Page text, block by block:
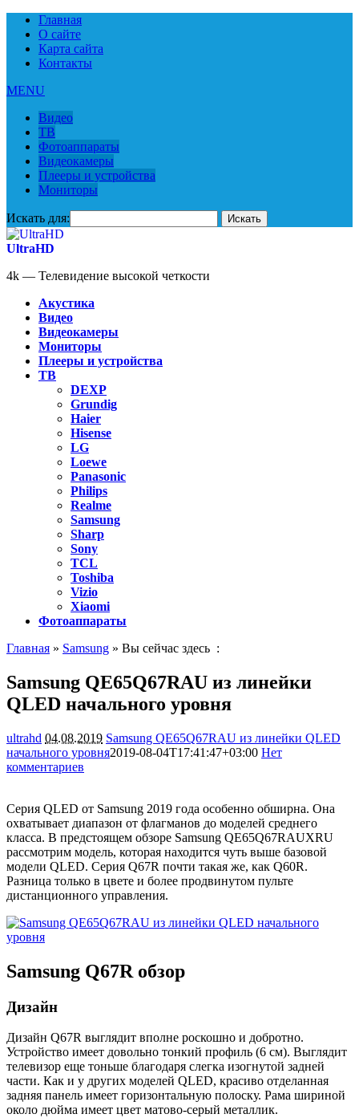
Главная
О сайте
Карта сайта
Контакты
MENU
Видео
ТВ
Фотоаппараты
Видеокамеры
Плееры и устройства
Мониторы
Искать для:
UltraHD
4k — Телевидение высокой четкости
Акустика
Видео
Видеокамеры
Мониторы
Плееры и устройства
ТВ
DEXP
Grundig
Haier
Hisense
LG
Loewe
Panasonic
Philips
Realme
Samsung
Sharp
Sony
TCL
Toshiba
Vizio
Xiaomi
Фотоаппараты
Главная » Samsung » Вы сейчас здесь :
Samsung QE65Q67RAU из линейки
QLED начального уровня
ultrahd 04.08.2019 Samsung QE65Q67RAU из линейки QLED
начального уровня2019-08-04T17:41:47+03:00 Нет
комментариев
Серия QLED от Samsung 2019 года особенно обширна. Она
охватывает диапазон от флагманов до моделей среднего
класса. В предстоящем обзоре Samsung QE65Q67RAUXRU
рассмотрим модель, которая находится чуть выше базовой
модели QLED. Серия Q67R почти такая же, как Q60R.
Разница только в цвете и более продвинутом пульте
дистанционного управления.
Samsung Q67R обзор
Дизайн
Дизайн Q67R выглядит вполне роскошно и добротно.
Устройство имеет довольно тонкий профиль (6 см). Выглядит
телевизор еще тоньше благодаря слегка изогнутой задней
части. Как и у других моделей QLED, красиво отделанная
задняя панель имеет горизонтальную полоску. Рама шириной
около дюйма имеет цвет матово-серый металлик.